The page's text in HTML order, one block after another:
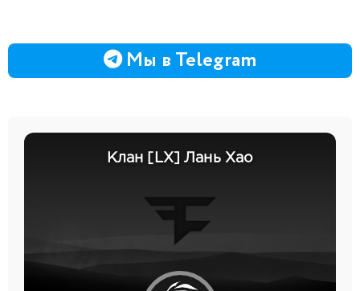
Мы в Telegram
Клан [LX] Лань Хао